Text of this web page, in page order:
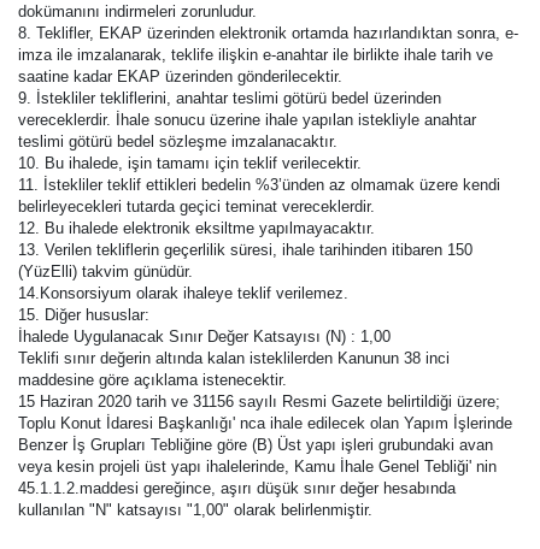
dokümanını indirmeleri zorunludur.
8. Teklifler, EKAP üzerinden elektronik ortamda hazırlandıktan sonra, e-
imza ile imzalanarak, teklife ilişkin e-anahtar ile birlikte ihale tarih ve
saatine kadar EKAP üzerinden gönderilecektir.
9. İstekliler tekliflerini, anahtar teslimi götürü bedel üzerinden
vereceklerdir. İhale sonucu üzerine ihale yapılan istekliyle anahtar
teslimi götürü bedel sözleşme imzalanacaktır.
10. Bu ihalede, işin tamamı için teklif verilecektir.
11. İstekliler teklif ettikleri bedelin %3’ünden az olmamak üzere kendi
belirleyecekleri tutarda geçici teminat vereceklerdir.
12. Bu ihalede elektronik eksiltme yapılmayacaktır.
13. Verilen tekliflerin geçerlilik süresi, ihale tarihinden itibaren 150
(YüzElli) takvim günüdür.
14.Konsorsiyum olarak ihaleye teklif verilemez.
15. Diğer hususlar:
İhalede Uygulanacak Sınır Değer Katsayısı (N) : 1,00
Teklifi sınır değerin altında kalan isteklilerden Kanunun 38 inci
maddesine göre açıklama istenecektir.
15 Haziran 2020 tarih ve 31156 sayılı Resmi Gazete belirtildiği üzere;
Toplu Konut İdaresi Başkanlığı' nca ihale edilecek olan Yapım İşlerinde
Benzer İş Grupları Tebliğine göre (B) Üst yapı işleri grubundaki avan
veya kesin projeli üst yapı ihalelerinde, Kamu İhale Genel Tebliği' nin
45.1.1.2.maddesi gereğince, aşırı düşük sınır değer hesabında
kullanılan "N" katsayısı "1,00" olarak belirlenmiştir.